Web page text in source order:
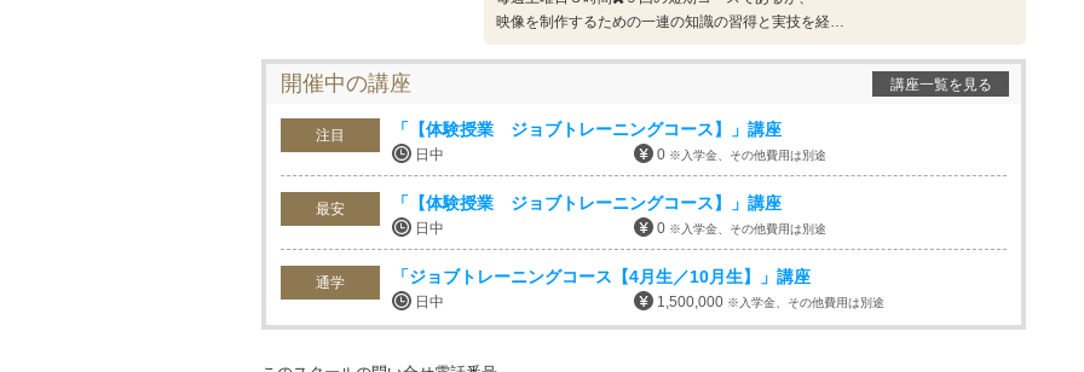
映像を制作するための一連の知識の習得と実技を経…
開催中の講座 講座一覧を見る
注目 「【体験授業 ジョブトレーニングコース】」講座
日中 0 ※入学金、その他費用は別途
最安 「【体験授業 ジョブトレーニングコース】」講座
日中 0 ※入学金、その他費用は別途
通学 「ジョブトレーニングコース【4月生／10月生】」講座
日中 1,500,000 ※入学金、その他費用は別途